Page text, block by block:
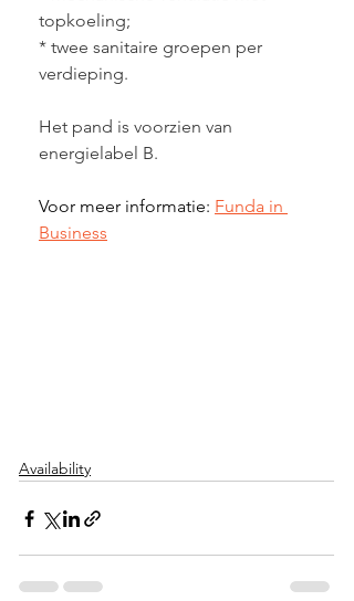
topkoeling;
* twee sanitaire groepen per
verdieping.
Het pand is voorzien van
energielabel B.
Voor meer informatie: Funda in
Business
Availability